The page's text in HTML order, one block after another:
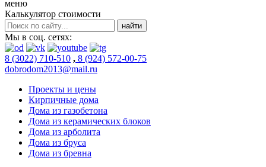
меню
Калькулятор стоимости
Мы в соц. сетях:
8 (3022) 710-510 , 8 (924) 572-00-75
dobrodom2013@mail.ru
Проекты и цены
Кирпичные дома
Дома из газобетона
Дома из керамических блоков
Дома из арболита
Дома из бруса
Дома из бревна